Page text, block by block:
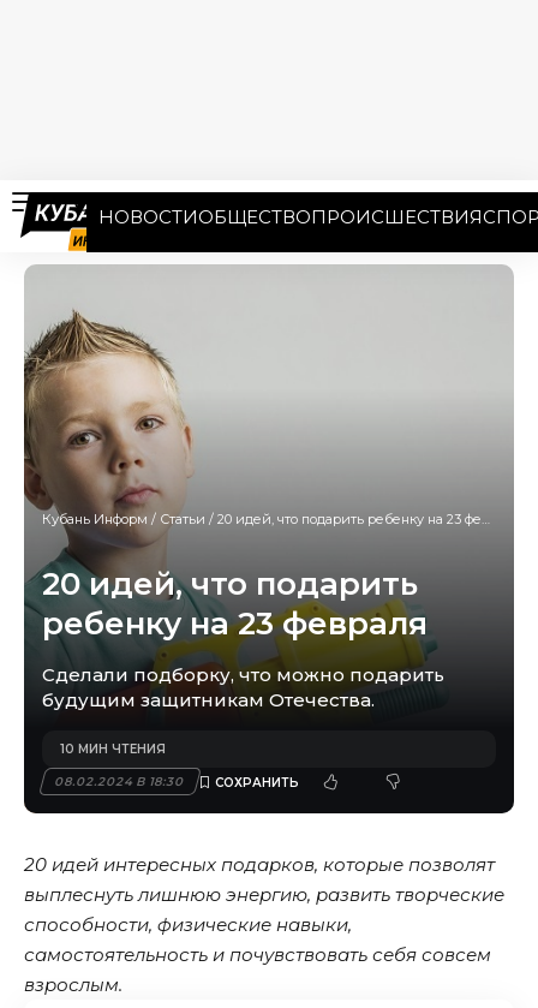
НОВОСТИОБЩЕСТВОПРОИСШЕСТВИЯ
Кубань Информ / Статьи / 20 идей, что подарить ребенку на 23 февраля
20 идей, что подарить
ребенку на 23 февраля
Сделали подборку, что можно подарить
будущим защитникам Отечества.
08.02.2024 В 18:30
10 МИН ЧТЕНИЯ
20 идей интересных подарков, которые позволят
выплеснуть лишнюю энергию, развить творческие
способности, физические навыки,
самостоятельность и почувствовать себя совсем
взрослым.